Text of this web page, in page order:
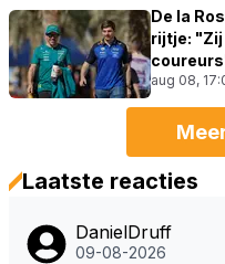
De la
rijtje:
aug 08,
Laatste reacties
DanielDruff
09-08-2026